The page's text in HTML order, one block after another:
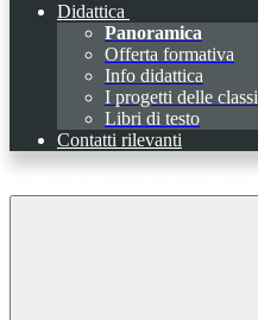
Didattica
Panoramica
Offerta formativa
Info didattica
I progetti delle classi
Libri di testo
Contatti rilevanti